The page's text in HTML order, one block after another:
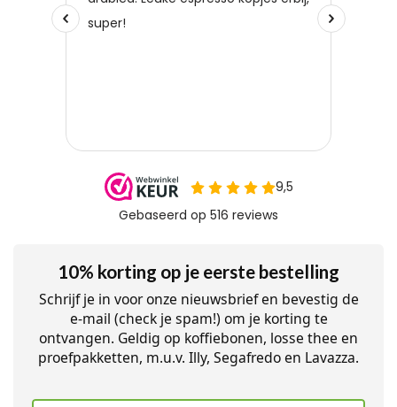
10% korting op je eerste bestelling
Schrijf je in voor onze nieuwsbrief en bevestig de
e-mail (check je spam!) om je korting te
ontvangen. Geldig op koffiebonen, losse thee en
proefpakketten, m.u.v. Illy, Segafredo en Lavazza.